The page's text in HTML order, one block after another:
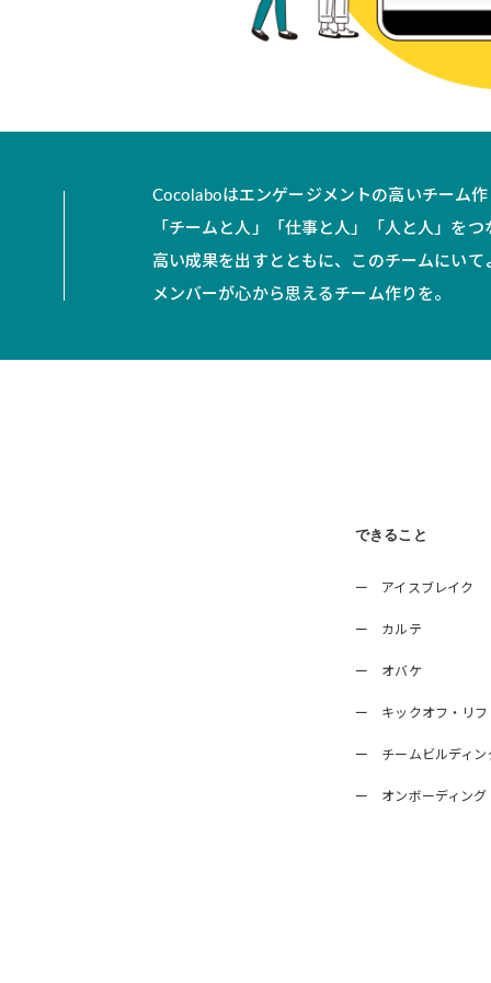
Cocolaboはエンゲージメントの高いチーム
「チームと人」「仕事と人」「人と人」をつ
高い成果を出すとともに、このチームにいて
メンバーが心から思えるチーム作りを。
できること
ー アイスブレイク
ー カルテ
ー オバケ
ー キックオフ・リフ
ー チームビルディン
ー オンボーディング